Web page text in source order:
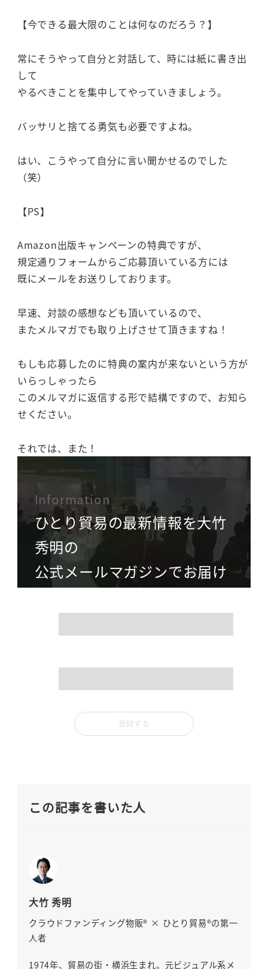
【今できる最大限のことは何なのだろう？】
常にそうやって自分と対話して、時には紙に書き出
して
やるべきことを集中してやっていきましょう。
バッサリと捨てる勇気も必要ですよね。
はい、こうやって自分に言い聞かせるのでした
（笑）
【PS】
Amazon出版キャンペーンの特典ですが、
規定通りフォームからご応募頂いている方には
既にメールをお送りしております。
早速、対談の感想なども頂いているので、
またメルマガでも取り上げさせて頂きますね！
もしも応募したのに特典の案内が来ないという方が
いらっしゃったら
このメルマガに返信する形で結構ですので、お知ら
せください。
それでは、また！
Information
ひとり貿易の最新情報を大竹
秀明の
公式メールマガジンでお届け
この記事を書いた人
大竹 秀明
クラウドファンディング物販® × ひとり貿易®の第一
人者
1974年、貿易の街・横浜生まれ。元ビジュアル系メ